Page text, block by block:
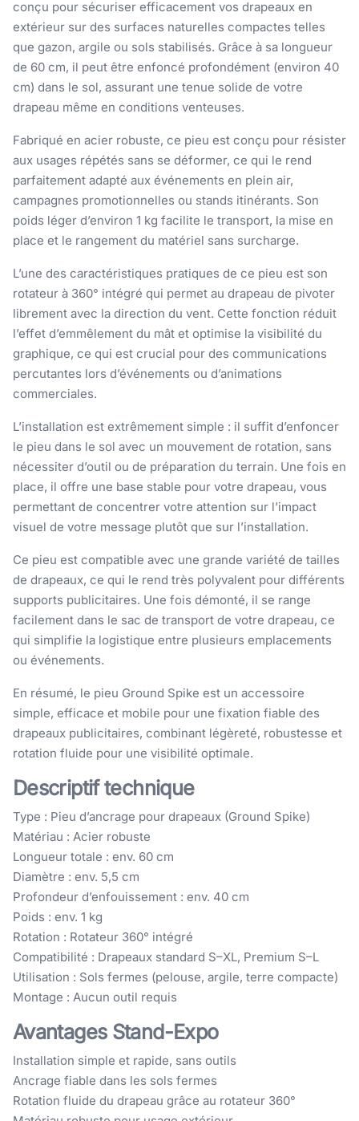
conçu pour sécuriser efficacement vos drapeaux en
extérieur sur des surfaces naturelles compactes telles
que gazon, argile ou sols stabilisés. Grâce à sa longueur
de 60 cm, il peut être enfoncé profondément (environ 40
cm) dans le sol, assurant une tenue solide de votre
drapeau même en conditions venteuses.
Fabriqué en acier robuste, ce pieu est conçu pour résister
aux usages répétés sans se déformer, ce qui le rend
parfaitement adapté aux événements en plein air,
campagnes promotionnelles ou stands itinérants. Son
poids léger d’environ 1 kg facilite le transport, la mise en
place et le rangement du matériel sans surcharge.
L’une des caractéristiques pratiques de ce pieu est son
rotateur à 360° intégré qui permet au drapeau de pivoter
librement avec la direction du vent. Cette fonction réduit
l’effet d’emmêlement du mât et optimise la visibilité du
graphique, ce qui est crucial pour des communications
percutantes lors d’événements ou d’animations
commerciales.
L’installation est extrêmement simple : il suffit d’enfoncer
le pieu dans le sol avec un mouvement de rotation, sans
nécessiter d’outil ou de préparation du terrain. Une fois en
place, il offre une base stable pour votre drapeau, vous
permettant de concentrer votre attention sur l’impact
visuel de votre message plutôt que sur l’installation.
Ce pieu est compatible avec une grande variété de tailles
de drapeaux, ce qui le rend très polyvalent pour différents
supports publicitaires. Une fois démonté, il se range
facilement dans le sac de transport de votre drapeau, ce
qui simplifie la logistique entre plusieurs emplacements
ou événements.
En résumé, le pieu Ground Spike est un accessoire
simple, efficace et mobile pour une fixation fiable des
drapeaux publicitaires, combinant légèreté, robustesse et
rotation fluide pour une visibilité optimale.
Descriptif technique
Type : Pieu d’ancrage pour drapeaux (Ground Spike)
Matériau : Acier robuste
Longueur totale : env. 60 cm
Diamètre : env. 5,5 cm
Profondeur d’enfouissement : env. 40 cm
Poids : env. 1 kg
Rotation : Rotateur 360° intégré
Compatibilité : Drapeaux standard S–XL, Premium S–L
Utilisation : Sols fermes (pelouse, argile, terre compacte)
Montage : Aucun outil requis
Avantages Stand-Expo
Installation simple et rapide, sans outils
Ancrage fiable dans les sols fermes
Rotation fluide du drapeau grâce au rotateur 360°